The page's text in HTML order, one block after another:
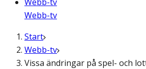
Webb-tv
Start
Webb-tv
Vissa ändringar på spel- och